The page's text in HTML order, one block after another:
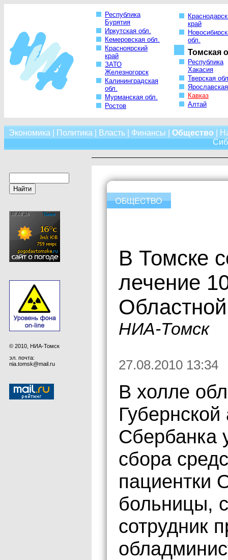
Республика
Бурятия
Иркутская обл.
Кемеровская обл.
Красноярский
край
ЗАТО
Железногорск
Калининградская
обл.
Мурманская обл.
Ростов
край
обл.
Томская
Республика
Хакасия
Тверская
Кавказ
Алтай
Экономика Политика Власть| Финансы Общество
© 2010, НИА-Томск
эл. почта:
nia.tomsk@mail.ru
В Томске
лечение
НИА-Томск
27.08.2010 13:34
В холле
Сбербанка
сбора
пациентки
больницы,
сотрудник